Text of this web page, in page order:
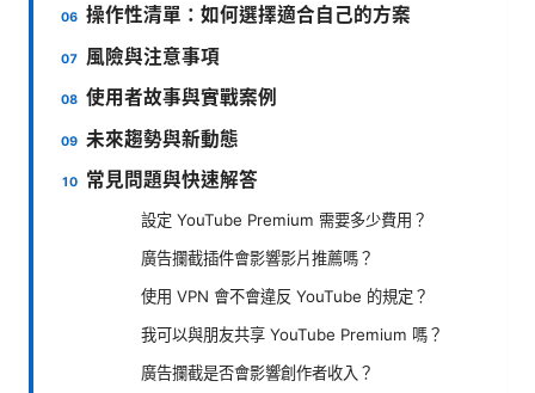
操作性清單：如何選擇適合自己的方案
風險與注意事項
使用者故事與實戰案例
未來趨勢與新動態
常見問題與快速解答
設定 YouTube Premium 需要多少費用？
廣告攔截插件會影響影片推薦嗎？
使用 VPN 會不會違反 YouTube 的規定？
我可以與朋友共享 YouTube Premium 嗎？
廣告攔截是否會影響創作者收入？